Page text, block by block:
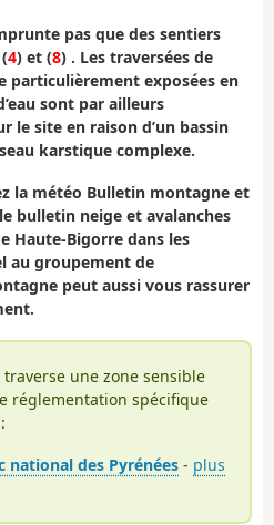
pas que des sentiers
4) et (8) . Les traversées de
particulièrement exposées en
sont par ailleurs
le site en raison d’un bassin
karstique complexe.
la météo Bulletin montagne et
bulletin neige et avalanches
Haute-Bigorre dans les
au groupement de
peut aussi vous rassurer
une zone sensible
réglementation spécifique
national des Pyrénées - plus